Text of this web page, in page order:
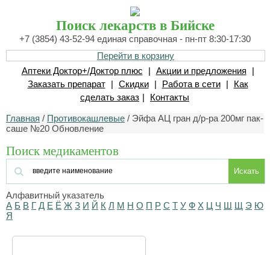
Поиск лекарств в Бийске
+7 (3854) 43-52-94 единая справочная - пн-пт 8:30-17:30
Перейти в корзину
Аптеки Доктор+/Доктор плюс
| Акции и предложения
|
Заказать препарат
| Скидки | Работа в сети |
Как
сделать заказ | Контакты
Главная / Противокашлевые / Эйфа АЦ гран д/р-ра 200мг пак-
саше №20 Обновление
Поиск медикаментов
Искать
Алфавитный указатель
А Б В Г Д Е Ё Ж З И Й К Л М Н О П Р С Т У Ф Х Ц Ч Ш Щ Э Ю
Я